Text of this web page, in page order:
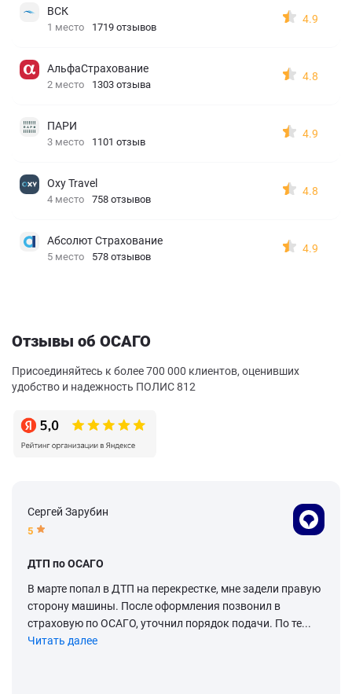
ВСК
1 место 1719 отзывов
4.9
АльфаСтрахование
2 место 1303 отзыва
4.8
ПАРИ
3 место 1101 отзыв
4.9
Oxy Travel
4 место 758 отзывов
4.8
Абсолют Страхование
5 место 578 отзывов
4.9
Отзывы об ОСАГО
Присоединяйтесь к более 700 000 клиентов, оценивших
удобство и надежность ПОЛИС 812
Сергей Зарубин
5
ДТП по ОСАГО
В марте попал в ДТП на перекрестке, мне задели правую
сторону машины. После оформления позвонил в
страховую по ОСАГО, уточнил порядок подачи. По те...
Читать далее